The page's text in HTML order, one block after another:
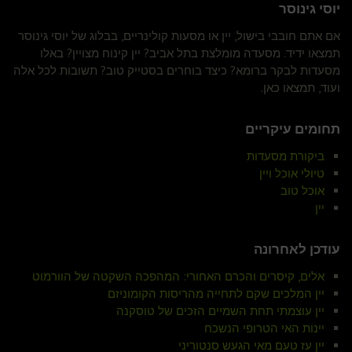
יוסי גינוסר
אם אתם חובבי בישול, יין או מסעות קולינריים, בבלוג של יוסי גינוסר
תמצאו ידיד. מסעדה מומלצת בתל אביב? יין קינוח מצויין? באלו
מסעדות לבקר ברומא? כיצד בוחרים בסטייק טוב? תשובות לכל אלה
ועוד, תמצאו כאן.
תחומים עיקריים
ביקורת מסעדות
טיולי אוכל ויין
אוכל טוב
יין
עודכן לאחרונה
אלים, קיסרים והכרם האחורי: המהפכה השקטה של הוורמוט
יין המלכים שקם לתחייה מהריסות הקומוניזם
יין עוצמתי תחת השמיים הזכים של טוסקנה
יינות האי הטרופי הנשכח
יין עז טעם מאי הגעש סנטוריני